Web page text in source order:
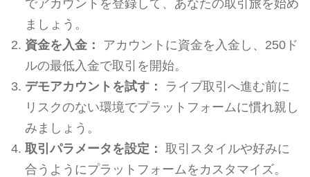
でアカウントを登録して、あなたの取引旅を始め
ましょう。
資金を入金：
アカウントに資金を入金し、250ド
ルの最低入金で取引を開始。
デモアカウントを試す：
ライブ取引へ進む前に
リスクのない環境でプラットフォームに慣れ親し
みましょう。
取引パラメータを設定： 取引スタイルや好みに
合うようにプラットフォームをカスタマイズ。